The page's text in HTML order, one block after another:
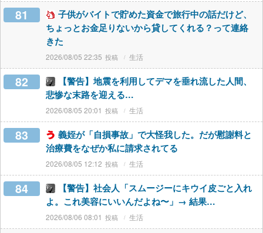
81
子供がバイトで貯めた資金で旅行中の話だけど、
ちょっとお金足りないから貸してくれる？って連絡
きた
2026/08/05 22:35 生活
82
【警告】地震を利用してデマを垂れ流した人間、
悲惨な末路を迎える…
2026/08/05 20:01 生活
83
義姪が「自損事故」で大怪我した。だが慰謝料と
治療費をなぜか私に請求されてる
2026/08/05 12:12 生活
84
【警告】社会人「スムージーにキウイ皮ごと入れ
よ。これ美容にいいんだよね〜」→ 結果…
2026/08/06 08:01 生活